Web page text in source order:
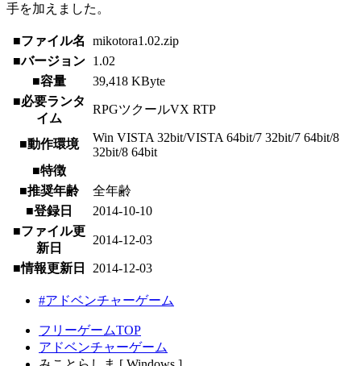
手を加えました。
■ファイル名
mikotora1.02.zip
■バージョン 1.02
■容量
39,418 KByte
■必要ランタ
イム
RPGツクールVX RTP
■動作環境
Win VISTA 32bit/VISTA 64bit/7 32bit/7 64bit/8
32bit/8 64bit
■特徴
■推奨年齢
全年齢
■登録日
2014-10-10
■ファイル更
新日
2014-12-03
■情報更新日 2014-12-03
#アドベンチャーゲーム
フリーゲームTOP
アドベンチャーゲーム